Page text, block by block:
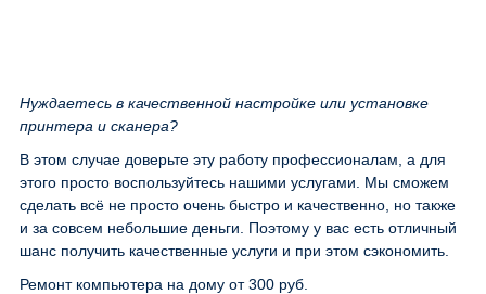
Нуждаетесь в качественной настройке или установке
принтера и сканера?
В этом случае доверьте эту работу профессионалам, а для
этого просто воспользуйтесь нашими услугами. Мы сможем
сделать всё не просто очень быстро и качественно, но также
и за совсем небольшие деньги. Поэтому у вас есть отличный
шанс получить качественные услуги и при этом сэкономить.
Ремонт компьютера на дому от 300 руб.